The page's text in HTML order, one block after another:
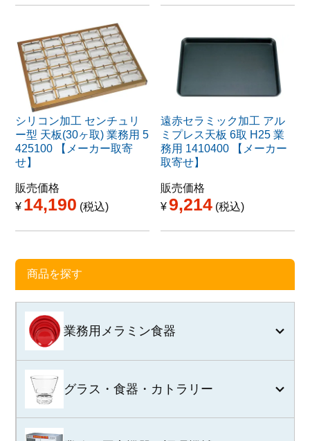
シリコン加工 センチュリ
ー型 天板(30ヶ取) 業務用 5
425100 【メーカー取寄
せ】
販売価格
¥ 14,190 税込
遠赤セラミック加工 アル
ミプレス天板 6取 H25 業
務用 1410400 【メーカー
取寄せ】
販売価格
¥9,214 税込
商品を探す
業務用メラミン食器
グラス・食器・カトラリー